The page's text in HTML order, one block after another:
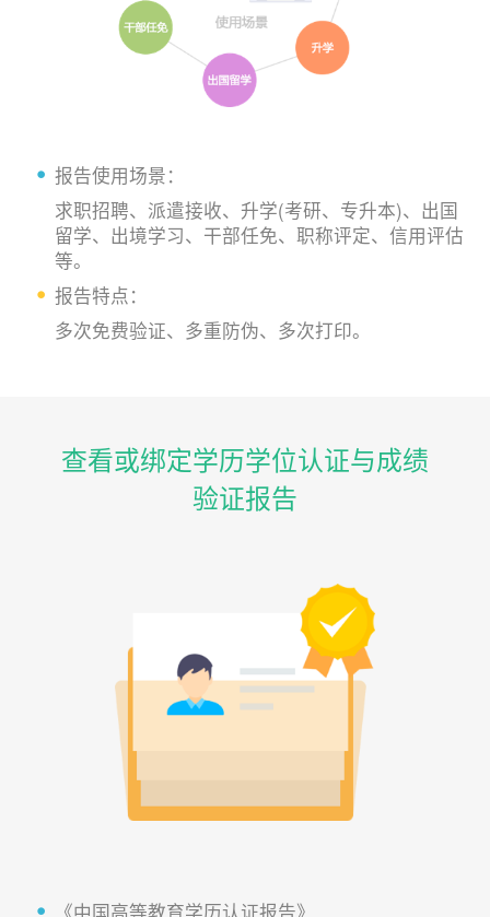
报告使用场景：
求职招聘、派遣接收、升学(考研、专升本)、出国
留学、出境学习、干部任免、职称评定、信用评估
等。
报告特点：
多次免费验证、多重防伪、多次打印。
查看或绑定学历学位认证与成绩
验证报告
《中国高等教育学历认证报告》